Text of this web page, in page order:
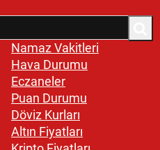
Namaz Vakitleri
Hava Durumu
Eczaneler
Puan Durumu
Döviz Kurları
Altın Fiyatları